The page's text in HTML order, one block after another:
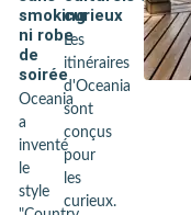
smoking
ni robe
de
soirée
Oceania
a
inventé
le
style
curieux
Les
itinéraires
d'Oceania
sont
conçus
pour
les
curieux.